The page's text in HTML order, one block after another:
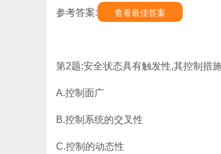
参考答案: 查看最佳答案
第2题:安全状态具有触发性,其控制措
A.控制面广
B.控制系统的交叉性
C.控制的动态性